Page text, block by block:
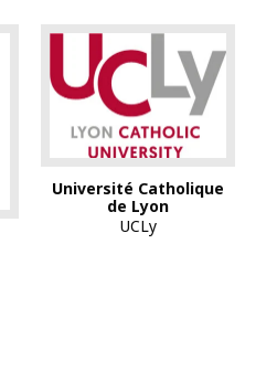
Université Catholique
de Lyon
UCLy